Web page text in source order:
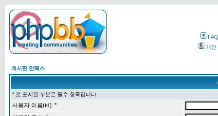
FAQ
개인
게시판 인덱스
* 로 표시된 부분은 필수 항목입니다
사용자 이름(id): *